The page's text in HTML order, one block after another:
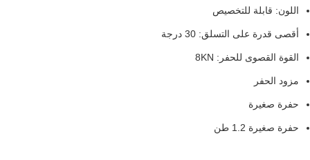
اللون: قابلة للتخصيص
أقصى قدرة على التسلق: 30 درجة
القوة القصوى للحفر: 8KN
مزود الحفر
حفرة صغيرة
حفرة صغيرة 1.2 طن